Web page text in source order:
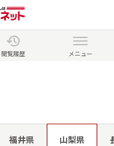
閲覧履歴 メニュー
福井県 山梨県